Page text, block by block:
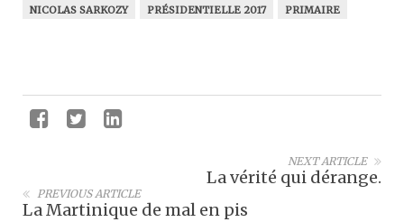
NICOLAS SARKOZY
PRÉSIDENTIELLE 2017 PRIMAIRE
NEXT ARTICLE
La vérité qui dérange.
PREVIOUS ARTICLE
La Martinique de mal en pis